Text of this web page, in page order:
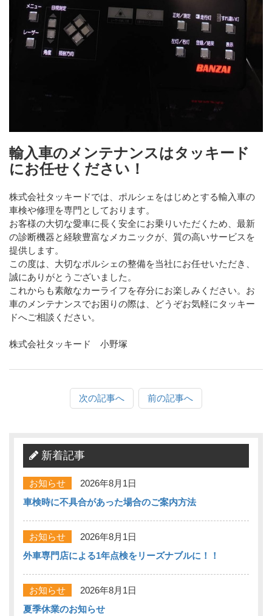
輸入車のメンテナンスはタッキード
にお任せください！
株式会社タッキードでは、ポルシェをはじめとする輸入車の
車検や修理を専門としております。
お客様の大切な愛車に長く安全にお乗りいただくため、最新
の診断機器と経験豊富なメカニックが、質の高いサービスを
提供します。
この度は、大切なポルシェの整備を当社にお任せいただき、
誠にありがとうございました。
これからも素敵なカーライフを存分にお楽しみください。お
車のメンテナンスでお困りの際は、どうぞお気軽にタッキー
ドへご相談ください。
株式会社タッキード 小野塚
次の記事へ 前の記事へ
新着記事
お知らせ
2026年8月1日
車検時に不具合があった場合のご案内方法
お知らせ
2026年8月1日
外車専門店による1年点検をリーズナブルに！！
お知らせ
2026年8月1日
夏季休業のお知らせ